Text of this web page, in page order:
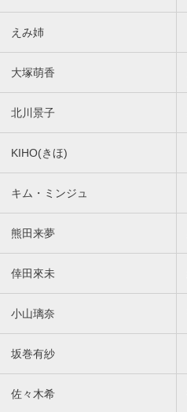
えみ姉
大塚萌香
北川景子
KIHO(きほ)
キム・ミンジュ
熊田来夢
倖田來未
小山璃奈
坂巻有紗
佐々木希